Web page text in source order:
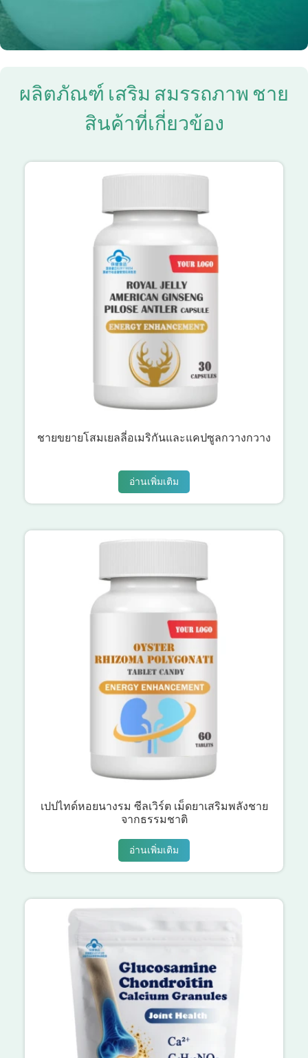
ผลิตภัณฑ์ เสริม สมรรถภาพ ชาย
สินค้าที่เกี่ยวข้อง
ชายขยายโสมเยลลี่อเมริกันและแคปซูลกวางกวาง
อ่านเพิ่มเติม
เปปไทด์หอยนางรม ซีลเวิร์ต เม็ดยาเสริมพลังชาย
จากธรรมชาติ
อ่านเพิ่มเติม